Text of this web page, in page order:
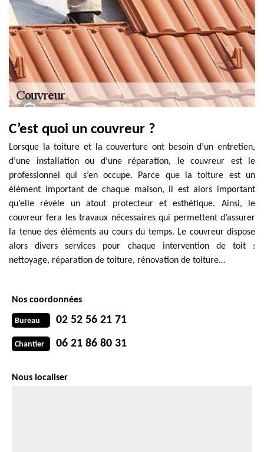
C’est quoi un couvreur ?
Lorsque la toiture et la couverture ont besoin d’un entretien,
d’une installation ou d’une réparation, le couvreur est le
professionnel qui s’en occupe. Parce que la toiture est un
élément important de chaque maison, il est alors important
qu’elle révèle un atout protecteur et esthétique. Ainsi, le
couvreur fera les travaux nécessaires qui permettent d’assurer
la tenue des éléments au cours du temps. Le couvreur dispose
alors divers services pour chaque intervention de toit :
nettoyage, réparation de toiture, rénovation de toiture…
Nos coordonnées
Bureau 02 52 56 21 71
Chantier 06 21 86 80 31
Nous localiser